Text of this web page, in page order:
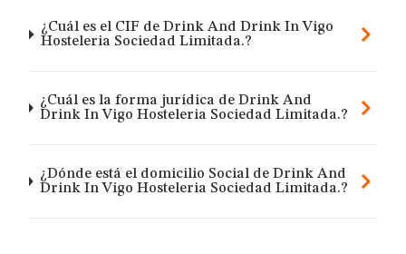
¿Cuál es el CIF de Drink And Drink In Vigo
Hosteleria Sociedad Limitada.?
¿Cuál es la forma jurídica de Drink And
Drink In Vigo Hosteleria Sociedad Limitada.?
¿Dónde está el domicilio Social de Drink And
Drink In Vigo Hosteleria Sociedad Limitada.?